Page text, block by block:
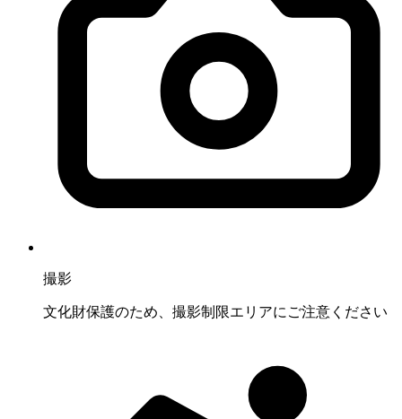
撮影
文化財保護のため、撮影制限エリアにご注意ください